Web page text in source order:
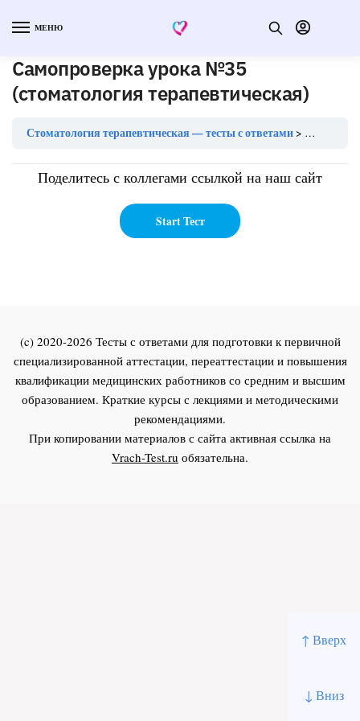
↑ Вверх
↓ Вниз
МЕНЮ
Самопроверка урока №35
(стоматология терапевтическая)
Стоматология терапевтическая — тесты с ответами
Поделитесь с коллегами ссылкой на наш сайт
(c) 2020-2026 Тесты с ответами для подготовки к первичной
специализированной аттестации, переаттестации и повышения
квалификации медицинских работников со средним и высшим
образованием. Краткие курсы с лекциями и методическими
рекомендациями.
При копировании материалов с сайта активная ссылка на
Vrach-Test.ru обязательна.